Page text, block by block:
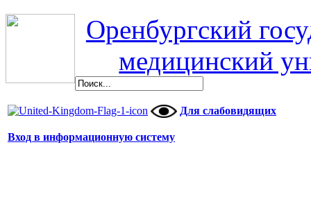
Оренбургский
медицинский
Для слабовидящих
Вход в информационную систему